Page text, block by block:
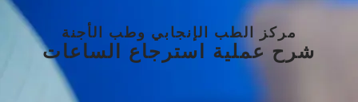
مركز الطب الإنجابي وطب الأجنة
شرح عملية استرجاع الساعات